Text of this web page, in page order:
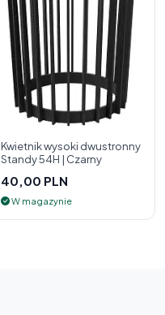
Kwietnik wysoki dwustronny
Standy 54H | Czarny
40,00 PLN
W magazynie